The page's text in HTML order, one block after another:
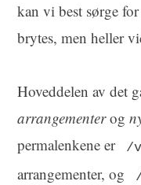
kan vi best sørge
brytes, men heller
Hoveddelen av det
arrangementerog
permalenkene er
/
arrangementer, og